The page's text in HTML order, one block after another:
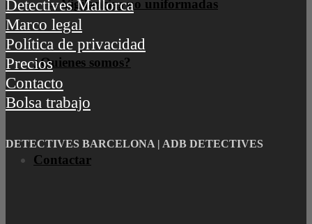
Vigilancias no uniformadas
¿Quienes somos?
Contactar
Detectives Mallorca
Marco legal
Política de privacidad
Precios
Contacto
Bolsa trabajo
DETECTIVES BARCELONA | ADB DETECTIVES